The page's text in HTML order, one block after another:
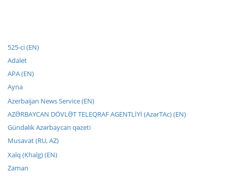
525-ci (EN)
Adalet
APA (EN)
Ayna
Azerbaijan News Service (EN)
AZƏRBAYCAN DÖVLƏT TELEQRAF AGENTLİYİ (AzərTAc) (EN)
Gündəlik Azərbaycan qəzeti
Musavat (RU, AZ)
Xalq (Khalg) (EN)
Zaman